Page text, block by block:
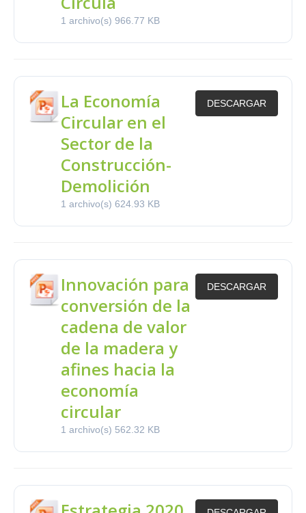
1 archivo(s) 966.77 KB
La Economía
Circular en el
Sector de la
Construcción-
Demolición
1 archivo(s) 624.93 KB
DESCARGAR
Innovación para
conversión de la
cadena de valor
de la madera y
afines hacia la
economía
circular
1 archivo(s) 562.32 KB
DESCARGAR